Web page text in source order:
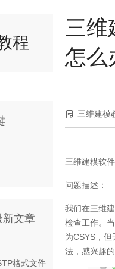
程
新文章
格式文件
三维
怎么
三维建模
三维建模软
问题描述：
我们在三维
检查工作。
为CSYS，
法，感兴趣